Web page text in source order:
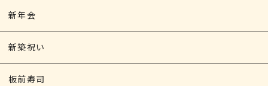
新年会
新築祝い
板前寿司